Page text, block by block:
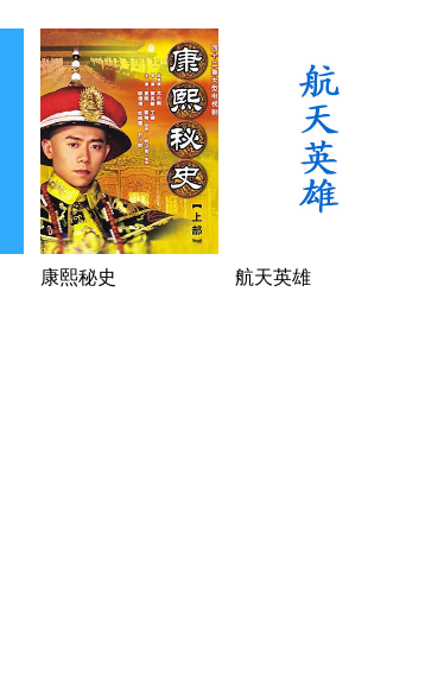
康熙秘史 航天英雄